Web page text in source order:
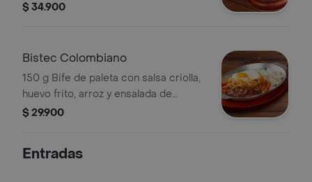
Acompañada de 150 g de bife de
$ 34.900
Bistec Colombiano
150 g Bife de paleta con salsa criolla,
huevo frito, arroz y ensalada de
cebolla y tomate
$ 29.900
Entradas